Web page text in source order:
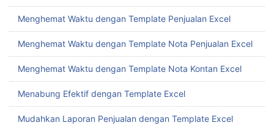
Menghemat Waktu dengan Template Penjualan Excel
Menghemat Waktu dengan Template Nota Penjualan Excel
Menghemat Waktu dengan Template Nota Kontan Excel
Menabung Efektif dengan Template Excel
Mudahkan Laporan Penjualan dengan Template Excel